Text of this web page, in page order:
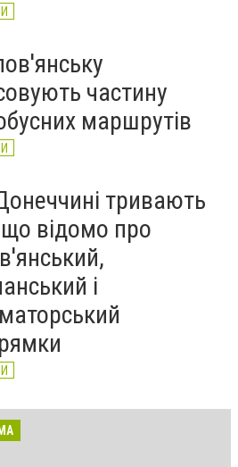
частину
маршрутів
тривають
що відомо про
і